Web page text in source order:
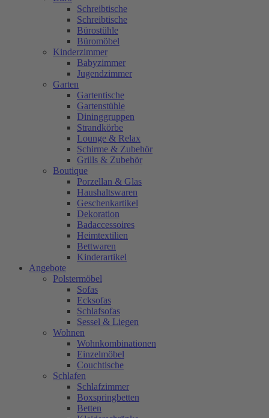
Schreibtische
Schreibtische
Bürostühle
Büromöbel
Kinderzimmer
Babyzimmer
Jugendzimmer
Garten
Gartentische
Gartenstühle
Dininggruppen
Strandkörbe
Lounge & Relax
Schirme & Zubehör
Grills & Zubehör
Boutique
Porzellan & Glas
Haushaltswaren
Geschenkartikel
Dekoration
Badaccessoires
Heimtextilien
Bettwaren
Kinderartikel
Angebote
Polstermöbel
Sofas
Ecksofas
Schlafsofas
Sessel & Liegen
Wohnen
Wohnkombinationen
Einzelmöbel
Couchtische
Schlafen
Schlafzimmer
Boxspringbetten
Betten